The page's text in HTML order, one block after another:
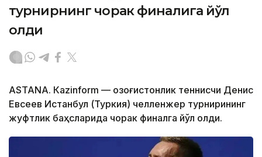
турнирнинг чорак финалига йўл
олди
ASTANА. Кazinform — Қозоғистонлик теннисчи Денис
Евсеев Истанбул (Туркия) челленжер турнирининг
жуфтлик баҳсларида чорак финалга йўл олди.